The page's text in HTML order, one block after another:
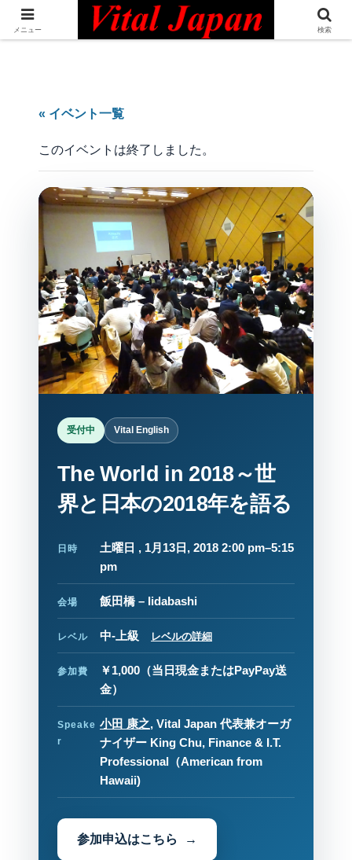
日本最大級の英語コミュニティ・Bilingual Professionals Network
« イベント一覧
このイベントは終了しました。
受付中 Vital English
The World in 2018～世
界と日本の2018年を語る
日時
土曜日 , 1月13日, 2018 2:00 pm–5:15
pm
会場 飯田橋 – Iidabashi
レベル 中-上級 レベルの詳細
参加費 ￥1,000 （当日現金またはPayPay送
金）
Speake
r
小田 康之, Vital Japan 代表兼オーガ
ナイザー King Chu, Finance & I.T.
Professional（American from
Hawaii)
参加申込はこちら
メニュー 検索